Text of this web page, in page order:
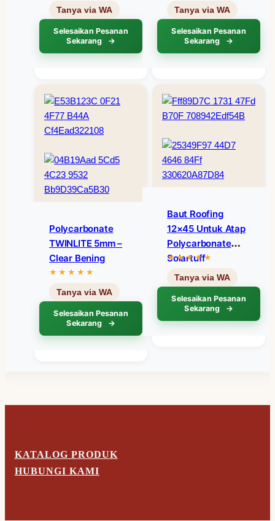
Selesaikan Pesanan
Sekarang
Selesaikan Pesanan
Sekarang
Polycarbonate
TWINLITE 5mm –
Clear Bening
Selesaikan Pesanan
Sekarang
Baut Roofing
12×45 Untuk Atap
Polycarbonate
Solartuff
Selesaikan Pesanan
Sekarang
KATALOG PRODUK
HUBUNGI KAMI